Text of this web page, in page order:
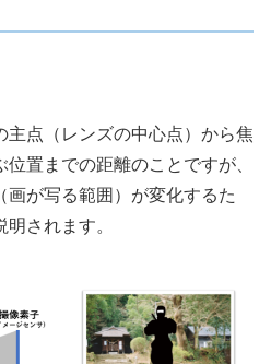
主点（レンズの中心点）から焦
置までの距離のことですが、
画が写る範囲）が変化するた
されます。